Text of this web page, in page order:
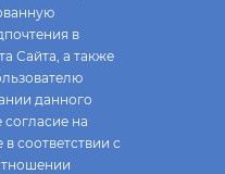
в
Сайта, а также
данного
согласие на
соответствии с